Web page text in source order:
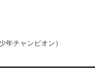
年チャンピオン）